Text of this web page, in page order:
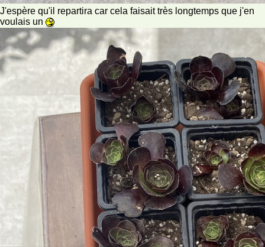
J'espère qu'il repartira car cela faisait très longtemps que j'en
voulais un